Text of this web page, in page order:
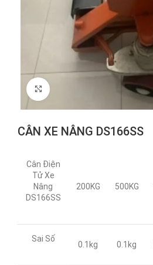
CÂN XE NÂNG DS166SS
Cân Điện
Tử Xe
Nâng
DS166SS
200KG 500KG
Sai Số
0.1kg 0.1kg